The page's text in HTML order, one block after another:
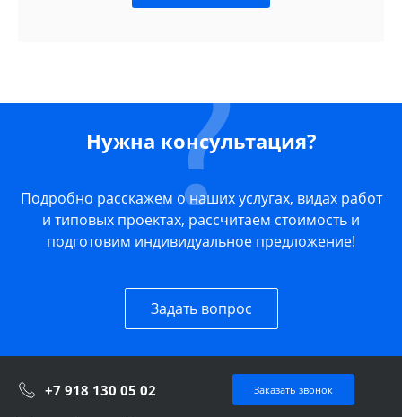
Нужна консультация?
Подробно расскажем о наших услугах, видах работ
и типовых проектах, рассчитаем стоимость и
подготовим индивидуальное предложение!
Задать вопрос
+7 918 130 05 02 Заказать звонок